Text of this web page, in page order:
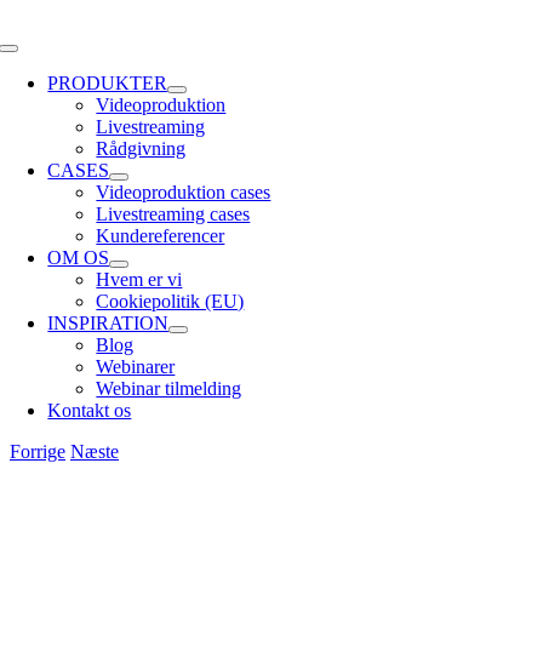
to
Toggle
NavigationPRODUKTER
Videoproduktion
Livestreaming
Rådgivning
CASES
Videoproduktion cases
Livestreaming cases
Kundereferencer
OM OS
Hvem er vi
Cookiepolitik (EU)
INSPIRATION
Blog
Webinarer
Webinar tilmelding
Kontakt os
Forrige Næste